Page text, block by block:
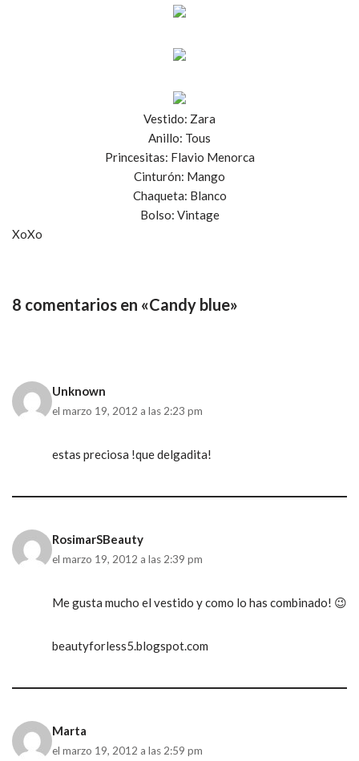
Vestido: Zara
Anillo: Tous
Princesitas: Flavio Menorca
Cinturón: Mango
Chaqueta: Blanco
Bolso: Vintage
XoXo
8 comentarios en «Candy blue»
Unknown
el marzo 19, 2012 a las 2:23 pm
estas preciosa !que delgadita!
RosimarSBeauty
el marzo 19, 2012 a las 2:39 pm
Me gusta mucho el vestido y como lo has combinado! 😉
beautyforless5.blogspot.com
Marta
el marzo 19, 2012 a las 2:59 pm